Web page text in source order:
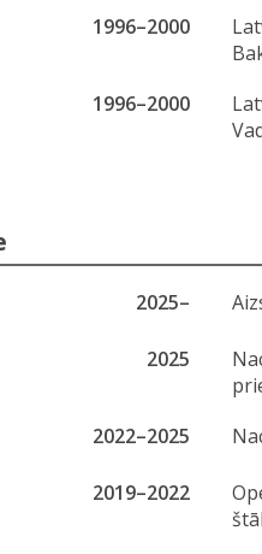
1996–2000
1996–2000
2025–
2025
2022–2025
2019–2022